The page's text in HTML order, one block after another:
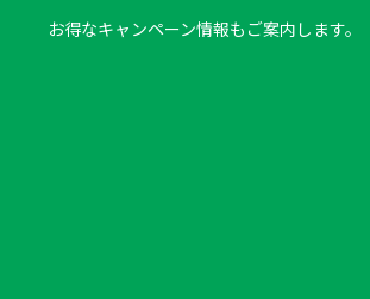
お得なキャンペーン情報もご案内します。